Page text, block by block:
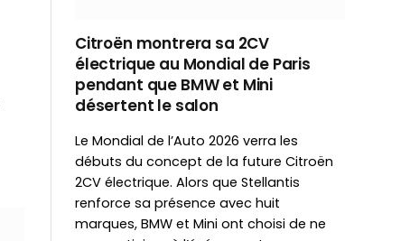
Citroën montrera sa 2CV
électrique au Mondial de Paris
pendant que BMW et Mini
désertent le salon
Le Mondial de l’Auto 2026 verra les
débuts du concept de la future Citroën
2CV électrique. Alors que Stellantis
renforce sa présence avec huit
marques, BMW et Mini ont choisi de ne